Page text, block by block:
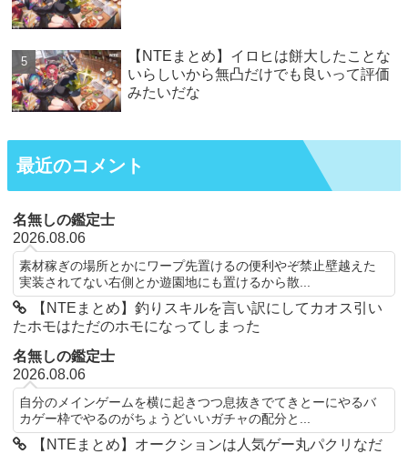
【NTEまとめ】イロヒは餅大したことな
いらしいから無凸だけでも良いって評価
みたいだな
最近のコメント
名無しの鑑定士
2026.08.06
素材稼ぎの場所とかにワープ先置けるの便利やぞ禁止壁越えた
実装されてない右側とか遊園地にも置けるから散...
【NTEまとめ】釣りスキルを言い訳にしてカオス引い
たホモはただのホモになってしまった
名無しの鑑定士
2026.08.06
自分のメインゲームを横に起きつつ息抜きでてきとーにやるバ
カゲー枠でやるのがちょうどいいガチャの配分と...
【NTEまとめ】オークションは人気ゲー丸パクリなだ